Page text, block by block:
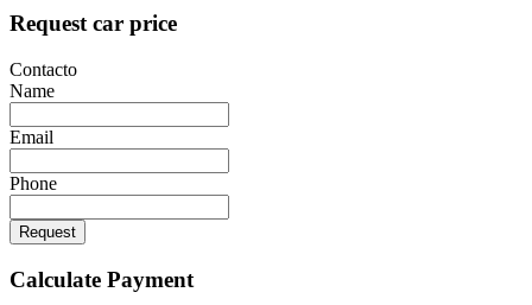
Request car price
Contacto
Name
Email
Phone
Request
Calculate Payment